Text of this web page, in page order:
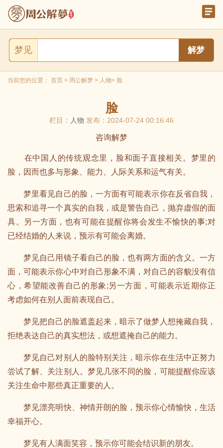
梦见
当前您的位置： 首页 > 周公解梦 > 人物> 脸
脸
栏目： 人物 发布：2024-07-24 00:16:46
咨询解梦
在中国人的传统观念里，脸和面子直接相关。梦里的
脸，因而也多与形象、能力、人际关系和运气有关。
梦里看见自己的脸，一方面有可能表示你在反省自我，
思索和追寻一个真实的自我，或是警告自己，抛弃虚假的面
具。另一方面，也有可能在提醒你将会发生不愉快的事;对
已经结婚的人来说，预示有可能会离婚。
梦见自己用镜子看自己的脸，也有两方面的含义。一方
面，可能表示你心中对自己形象不满，对自己的容貌没有信
心，希望能改善自己的形象;另一方面，可能表示近期你正
考虑如何在别人面前表现自己。
梦见把自己的脸遮盖起来，暗示了做梦人想掩藏自我，
拒绝表达自己的真实想法，或想遮掩自己的能力。
梦见自己对别人的脸特别关注，暗示你在生活中正努力
尝试了解、关注别人。梦见几张不同的脸，可能提醒你应该
关注生命中那些真正重要的人。
梦见漂亮明快、神情开朗的脸，预示你心情愉快，生活
幸福开心。
梦见有人满面笑容，预示你可能会结识新的朋友。